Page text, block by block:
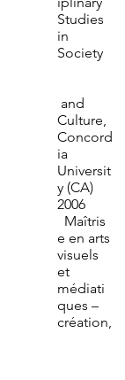
Studies
in
Society
and
Culture,
Concord
ia
Universit
y (CA)
2006
Maîtris
e en arts
visuels
et
médiati
ques –
création,